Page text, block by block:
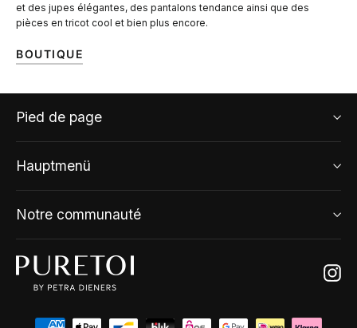
et des jupes élégantes, des pantalons tendance ainsi que des
pièces en tricot cool et bien plus encore.
BOUTIQUE
Pied de page
Hauptmenü
Notre communauté